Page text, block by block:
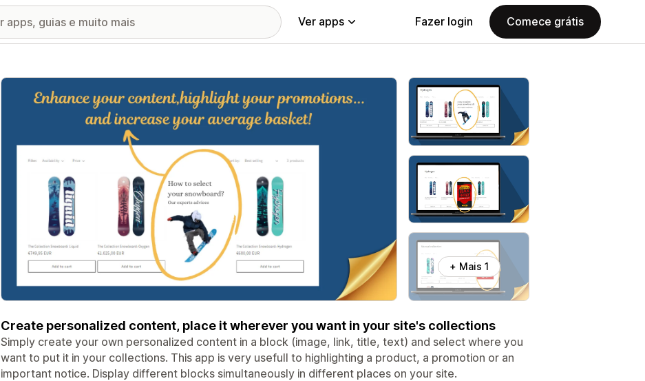
Ver apps Fazer login Comece grátis
Galeria de imagens em destaque
+ Mais 1
Create personalized content, place it wherever you want in your site's collections
Simply create your own personalized content in a block (image, link, title, text) and select where you
want to put it in your collections. This app is very usefull to highlighting a product, a promotion or an
important notice. Display different blocks simultaneously in different places on your site.